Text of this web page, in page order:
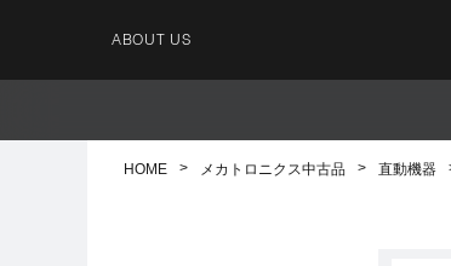
ABOUT US
HOME メカトロニクス中古品 直動機器